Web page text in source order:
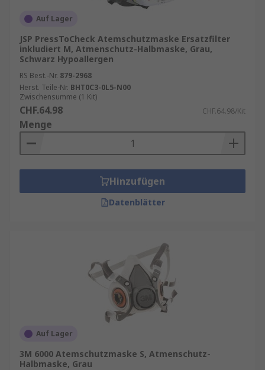
Auf Lager
JSP PressToCheck Atemschutzmaske Ersatzfilter
inkludiert M, Atmenschutz-Halbmaske, Grau,
Schwarz Hypoallergen
RS Best.-Nr. 879-2968
Herst. Teile-Nr. BHT0C3-0L5-N00
Zwischensumme (1 Kit)
CHF.64.98 CHF.64.98/Kit
Menge
Hinzufügen
Datenblätter
Auf Lager
3M 6000 Atemschutzmaske S, Atmenschutz-
Halbmaske, Grau